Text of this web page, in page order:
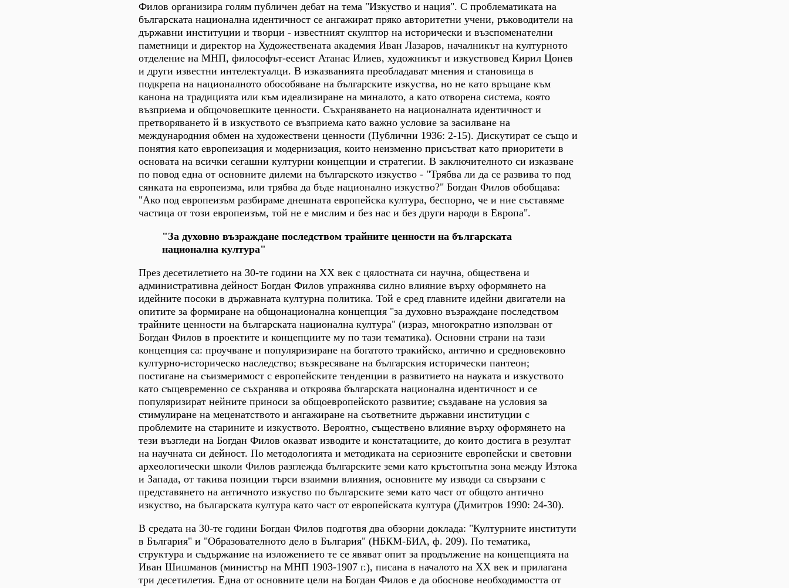
Филов организира голям публичен дебат на тема "Изкуство и нация". С проблематиката на
българската национална идентичност се ангажират пряко авторитетни учени, ръководители на
държавни институции и творци - известният скулптор на исторически и възспоменателни
паметници и директор на Художествената академия Иван Лазаров, началникът на културното
отделение на МНП, философът-есеист Атанас Илиев, художникът и изкуствовед Кирил Цонев
и други известни интелектуалци. В изказванията преобладават мнения и становища в
подкрепа на националното обособяване на българските изкуства, но не като връщане към
канона на традицията или към идеализиране на миналото, а като отворена система, която
възприема и общочовешките ценности. Съхраняването на националната идентичност и
претворяването й в изкуството се възприема като важно условие за засилване на
международния обмен на художествени ценности (Публични 1936: 2-15). Дискутират се също и
понятия като европеизация и модернизация, които неизменно присъстват като приоритети в
основата на всички сегашни културни концепции и стратегии. В заключителното си изказване
по повод една от основните дилеми на българското изкуство - "Трябва ли да се развива то под
сянката на европеизма, или трябва да бъде национално изкуство?" Богдан Филов обобщава:
"Ако под европеизъм разбираме днешната европейска култура, беспорно, че и ние съставяме
частица от този европеизъм, той не е мислим и без нас и без други народи в Европа".
"За духовно възраждане последством трайните ценности на българската
национална култура"
През десетилетието на 30-те години на ХХ век с цялостната си научна, обществена и
административна дейност Богдан Филов упражнява силно влияние върху оформянето на
идейните посоки в държавната културна политика. Той е сред главните идейни двигатели на
опитите за формиране на общонационална концепция "за духовно възраждане последством
трайните ценности на българската национална култура" (израз, многократно използван от
Богдан Филов в проектите и концепциите му по тази тематика). Основни страни на тази
концепция са: проучване и популяризиране на богатото тракийско, антично и средновековно
културно-историческо наследство; възкресяване на българския исторически пантеон;
постигане на съизмеримост с европейските тенденции в развитието на науката и изкуството
като същевременно се съхранява и откроява българската национална идентичност и се
популяризират нейните приноси за общоевропейското развитие; създаване на условия за
стимулиране на меценатството и ангажиране на съответните държавни институции с
проблемите на старините и изкуството. Вероятно, съществено влияние върху оформянето на
тези възгледи на Богдан Филов оказват изводите и констатациите, до които достига в резултат
на научната си дейност. По методологията и методиката на сериозните европейски и световни
археологически школи Филов разглежда българските земи като кръстопътна зона между Изтока
и Запада, от такива позиции търси взаимни влияния, основните му изводи са свързани с
представянето на античното изкуство по българските земи като част от общото антично
изкуство, на българската култура като част от европейската култура (Димитров 1990: 24-30).
В средата на 30-те години Богдан Филов подготвя два обзорни доклада: "Културните институти
в България" и "Образователното дело в България" (НБКМ-БИА, ф. 209). По тематика,
структура и съдържание на изложението те се явяват опит за продължение на концепцията на
Иван Шишманов (министър на МНП 1903-1907 г.), писана в началото на ХХ век и прилагана
три десетилетия. Една от основните цели на Богдан Филов е да обоснове необходимостта от